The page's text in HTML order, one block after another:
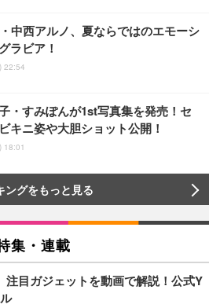
中西アルノ、夏ならではのエモーシ
ラビア！
22:54
・すみぽんが1st写真集を発売！セ
キニ姿や大胆ショット公開！
18:01
ングをもっと見る
集・連載
注目ガジェットを動画で解説！公式Y